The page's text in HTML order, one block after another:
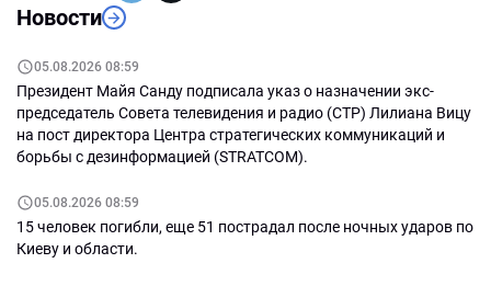
Новости
05.08.2026 08:59
Президент Майя Санду подписала указ о назначении экс-
председатель Совета телевидения и радио (СТР) Лилиана Вицу
на пост директора Центра стратегических коммуникаций и
борьбы с дезинформацией (STRATCOM).
05.08.2026 08:59
15 человек погибли, еще 51 пострадал после ночных ударов по
Киеву и области.